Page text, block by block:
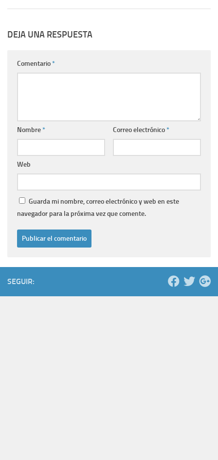
DEJA UNA RESPUESTA
Comentario*
Nombre* Correo electrónico*
Web
Guarda mi nombre, correo electrónico y web en este
navegador para la próxima vez que comente.
SEGUIR: